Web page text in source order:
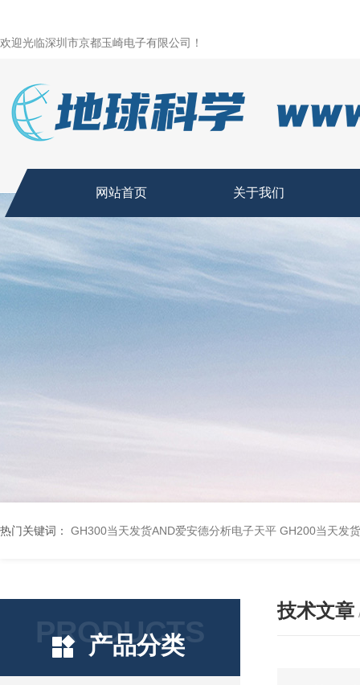
欢迎光临深圳市京都玉崎电子有限公司！
网站首页 关于我们
热门关键词： GH300当天发货AND爱安德分析电子天平 GH200当天发
PRODUCTS
产品分类
技术文章